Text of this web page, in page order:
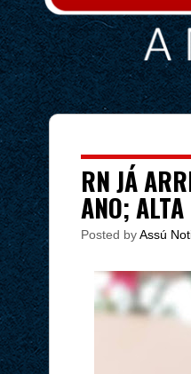
RN JÁ
ANO;
Posted byAssú